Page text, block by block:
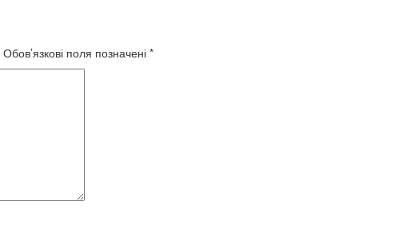
Обов’язкові поля позначені *